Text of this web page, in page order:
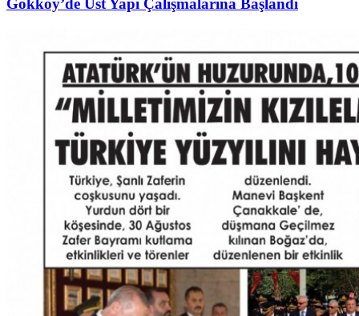
Gökköy’de Üst Yapı Çalışmalarına Başlandı